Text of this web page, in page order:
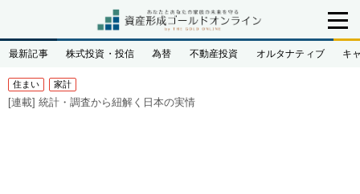
最新記事 株式投資・投信 為替 不動産投資 オルタナティブ キ
住まい 家計
[連載] 統計・調査から紐解く日本の実情